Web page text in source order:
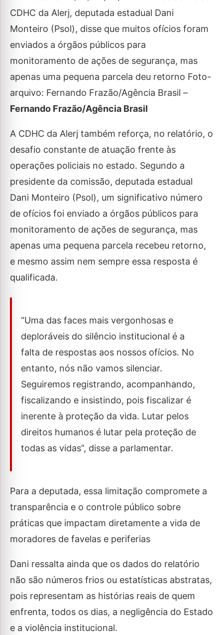
CDHC da Alerj, deputada estadual Dani
Monteiro (Psol), disse que muitos ofícios foram
enviados a órgãos públicos para
monitoramento de ações de segurança, mas
apenas uma pequena parcela deu retorno Foto-
arquivo: Fernando Frazão/Agência Brasil –
Fernando Frazão/Agência Brasil
A CDHC da Alerj também reforça, no relatório, o
desafio constante de atuação frente às
operações policiais no estado. Segundo a
presidente da comissão, deputada estadual
Dani Monteiro (Psol), um significativo número
de ofícios foi enviado a órgãos públicos para
monitoramento de ações de segurança, mas
apenas uma pequena parcela recebeu retorno,
e mesmo assim nem sempre essa resposta é
qualificada.
“Uma das faces mais vergonhosas e
deploráveis do silêncio institucional é a
falta de respostas aos nossos ofícios. No
entanto, nós não vamos silenciar.
Seguiremos registrando, acompanhando,
fiscalizando e insistindo, pois fiscalizar é
inerente à proteção da vida. Lutar pelos
direitos humanos é lutar pela proteção de
todas as vidas”, disse a parlamentar.
Para a deputada, essa limitação compromete a
transparência e o controle público sobre
práticas que impactam diretamente a vida de
moradores de favelas e periferias
Dani ressalta ainda que os dados do relatório
não são números frios ou estatísticas abstratas,
pois representam as histórias reais de quem
enfrenta, todos os dias, a negligência do Estado
e a violência institucional.